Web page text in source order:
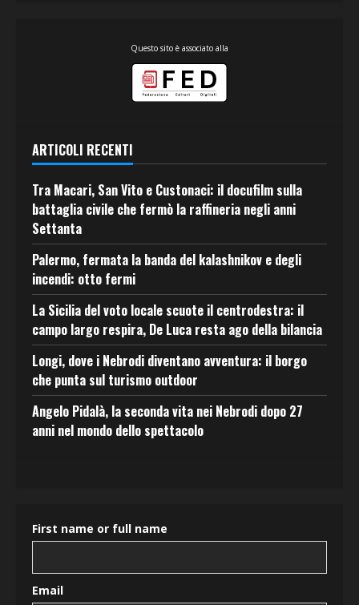
Questo sito è associato alla
ARTICOLI RECENTI
Tra Macari, San Vito e Custonaci: il docufilm sulla
battaglia civile che fermò la raffineria negli anni
Settanta
Palermo, fermata la banda del kalashnikov e degli
incendi: otto fermi
La Sicilia del voto locale scuote il centrodestra: il
campo largo respira, De Luca resta ago della bilancia
Longi, dove i Nebrodi diventano avventura: il borgo
che punta sul turismo outdoor
Angelo Pidalà, la seconda vita nei Nebrodi dopo 27
anni nel mondo dello spettacolo
First name or full name
Email